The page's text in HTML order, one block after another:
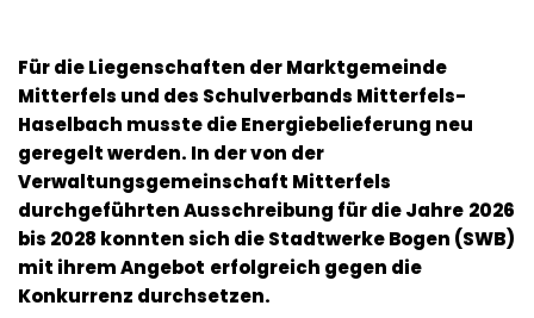
Für die Liegenschaften der Marktgemeinde
Mitterfels und des Schulverbands Mitterfels-
Haselbach musste die Energiebelieferung neu
geregelt werden. In der von der
Verwaltungsgemeinschaft Mitterfels
durchgeführten Ausschreibung für die Jahre 2026
bis 2028 konnten sich die Stadtwerke Bogen (SWB)
mit ihrem Angebot erfolgreich gegen die
Konkurrenz durchsetzen.